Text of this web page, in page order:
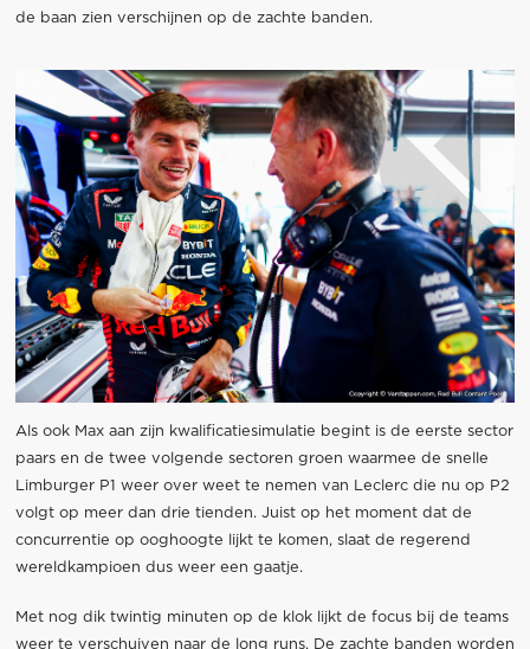
de baan zien verschijnen op de zachte banden.
Als ook Max aan zijn kwalificatiesimulatie begint is de eerste sector
paars en de twee volgende sectoren groen waarmee de snelle
Limburger P1 weer over weet te nemen van Leclerc die nu op P2
volgt op meer dan drie tienden. Juist op het moment dat de
concurrentie op ooghoogte lijkt te komen, slaat de regerend
wereldkampioen dus weer een gaatje.
Met nog dik twintig minuten op de klok lijkt de focus bij de teams
weer te verschuiven naar de long runs. De zachte banden worden